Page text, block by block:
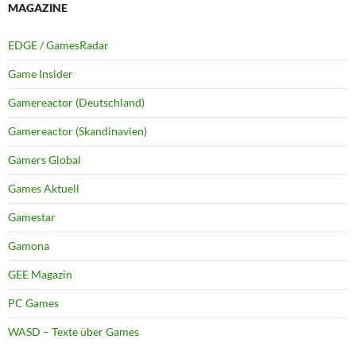
MAGAZINE
EDGE / GamesRadar
Game Insider
Gamereactor (Deutschland)
Gamereactor (Skandinavien)
Gamers Global
Games Aktuell
Gamestar
Gamona
GEE Magazin
PC Games
WASD – Texte über Games